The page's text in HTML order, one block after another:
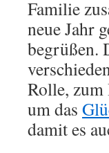
Familie
neue Jahr
begrüßen.
Rolle, zum
um das
damit es